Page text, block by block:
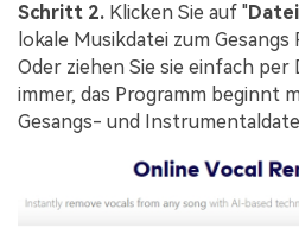
Schritt 2. Klicken Sie auf "
lokale Musikdatei zum
Oder ziehen Sie sie einfach per
immer, das Programm beginnt
Gesangs- und